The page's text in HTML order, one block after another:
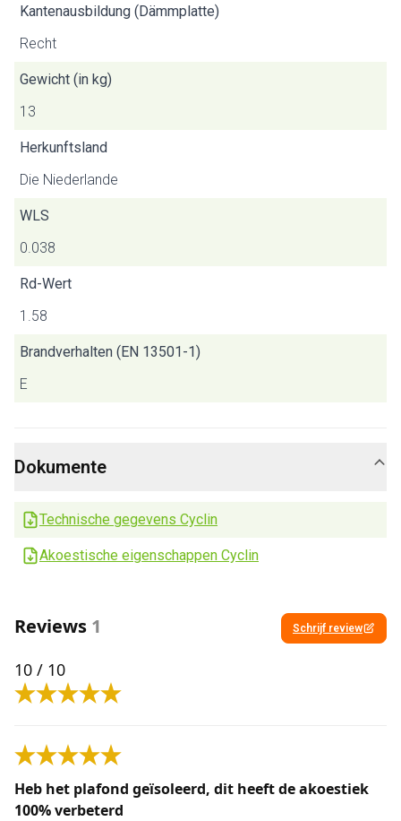
Kantenausbildung (Dämmplatte)
Recht
Gewicht (in kg)
13
Herkunftsland
Die Niederlande
WLS
0.038
Rd-Wert
1.58
Brandverhalten (EN 13501-1)
E
Dokumente
Technische gegevens Cyclin
Akoestische eigenschappen Cyclin
Reviews 1 Schrijf review
10 / 10
Heb het plafond geïsoleerd, dit heeft de akoestiek
100% verbeterd